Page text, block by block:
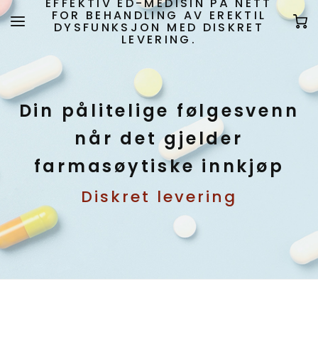
FOR BEHANDLING AV EREKTIL
DYSFUNKSJON MED DISKRET
LEVERING.
Din pålitelige følgesvenn
når det gjelder
farmasøytiske innkjøp
Diskret levering